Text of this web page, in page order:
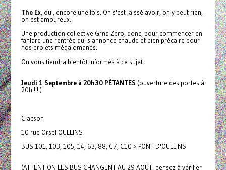
The Ex, oui, encore une fois. On s'est laissé avoir, on y peut rien,
on est amoureux.
Une production collective Grnd Zero, donc, pour commencer en
fanfare une rentrée qui s'annonce chaude et bien précaire pour
nos projets mégalomanes.
On vous tiendra bientôt informés à ce sujet.
Jeudi 1 Septembre à 20h30 PÉTANTES (ouverture des portes à
20h !!!!)
Clacson
10 rue Orsel OULLINS
BUS 101, 103, 105, 14, 63, 88, C7, C10 > PONT D'OULLINS
(ATTENTION LES BUS CHANGENT AU 29 AOÛT, pensez à vérifier